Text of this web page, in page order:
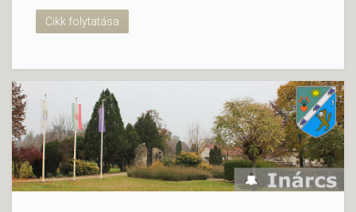
Cikk folytatása